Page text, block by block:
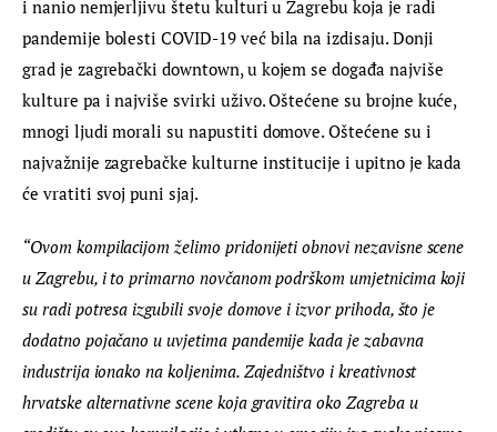
i nanio nemjerljivu štetu kulturi u Zagrebu koja je radi
pandemije bolesti COVID-19 već bila na izdisaju. Donji
grad je zagrebački downtown, u kojem se događa najviše
kulture pa i najviše svirki uživo. Oštećene su brojne kuće,
mnogi ljudi morali su napustiti domove. Oštećene su i
najvažnije zagrebačke kulturne institucije i upitno je kada
će vratiti svoj puni sjaj.
“Ovom kompilacijom želimo pridonijeti obnovi nezavisne scene
u Zagrebu, i to primarno novčanom podrškom umjetnicima koji
su radi potresa izgubili svoje domove i izvor prihoda, što je
dodatno pojačano u uvjetima pandemije kada je zabavna
industrija ionako na koljenima. Zajedništvo i kreativnost
hrvatske alternativne scene koja gravitira oko Zagreba u